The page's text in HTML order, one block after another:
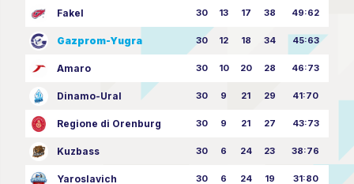
Fakel 30 13 17 38 49:62
Gazprom-Yugra 30 12 18 34 45:63
Amaro 30 10 20 28 46:73
Dinamo-Ural 30 9 21 29 41:70
Regione di Orenburg 30 9 21 27 43:73
Kuzbass 30 6 24 23 38:76
Yaroslavich 30 6 24 19 31:80